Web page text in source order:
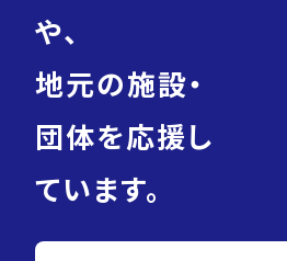
や、
地元の施設・
団体を応援し
ています。